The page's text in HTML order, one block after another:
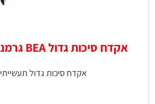
אקדח סיכות גדול BEA גרמניה 14/50
אקדח סיכות גדול תעשייתי